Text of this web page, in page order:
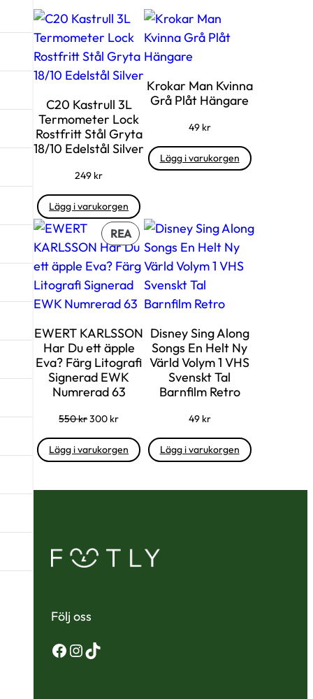
C20 Kastrull 3L
Termometer Lock
Rostfritt Stål Gryta
18/10 Edelstål Silver
249 kr
Lägg i varukorgen
Krokar Man Kvinna
Grå Plåt Hängare
49 kr
Lägg i varukorgen
REAPRODUKTER
PÅ
REA
EWERT KARLSSON
Har Du ett äpple
Eva? Färg Litografi
Signerad EWK
Numrerad 63
550krDet
priset
var:
300 krDet
priset
är:
Lägg i varukorgen
Disney Sing Along
Songs En Helt Ny
Värld Volym 1 VHS
Svenskt Tal
Barnfilm Retro
49 kr
Lägg i varukorgen
Följ oss
Facebook
Instagram
TikTok